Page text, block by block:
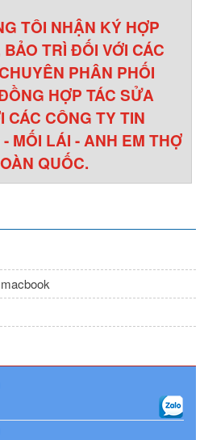
TÔI NHẬN KÝ HỢP
TRÌ ĐỐI VỚI CÁC
PHÂN PHỐI
HỢP TÁC SỬA
CÁC CÔNG TY TIN
MỐI LÁI - ANH EM THỢ
QUỐC.